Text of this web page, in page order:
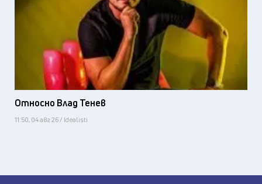
Относно Влад Тенев
11:50, 04 авг 26 / Idealisti